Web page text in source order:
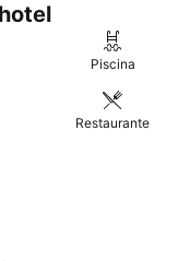
da estrada
Piscina
Restaurante